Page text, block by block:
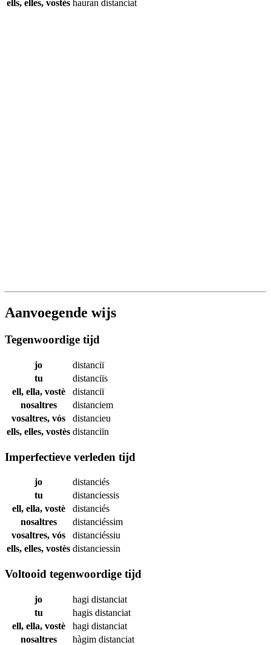
ells, elles, vostès hauran distanciat
Aanvoegende wijs
Tegenwoordige tijd
jo
distanciï
tu
distanciïs
ell, ella, vostè
distanciï
nosaltres
distanciem
vosaltres, vós
distancieu
ells, elles, vostès distanciïn
Imperfectieve verleden tijd
jo
distanciés
tu
distanciessis
ell, ella, vostè
distanciés
nosaltres
distanciéssim
vosaltres, vós
distanciéssiu
ells, elles, vostès distanciessin
Voltooid tegenwoordige tijd
jo hagi distanciat
tu
hagis distanciat
ell, ella, vostè
hagi distanciat
nosaltres
hàgim distanciat